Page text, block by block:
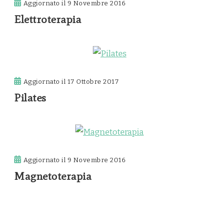
Aggiornato il 9 Novembre 2016
Elettroterapia
Aggiornato il 17 Ottobre 2017
Pilates
Aggiornato il 9 Novembre 2016
Magnetoterapia